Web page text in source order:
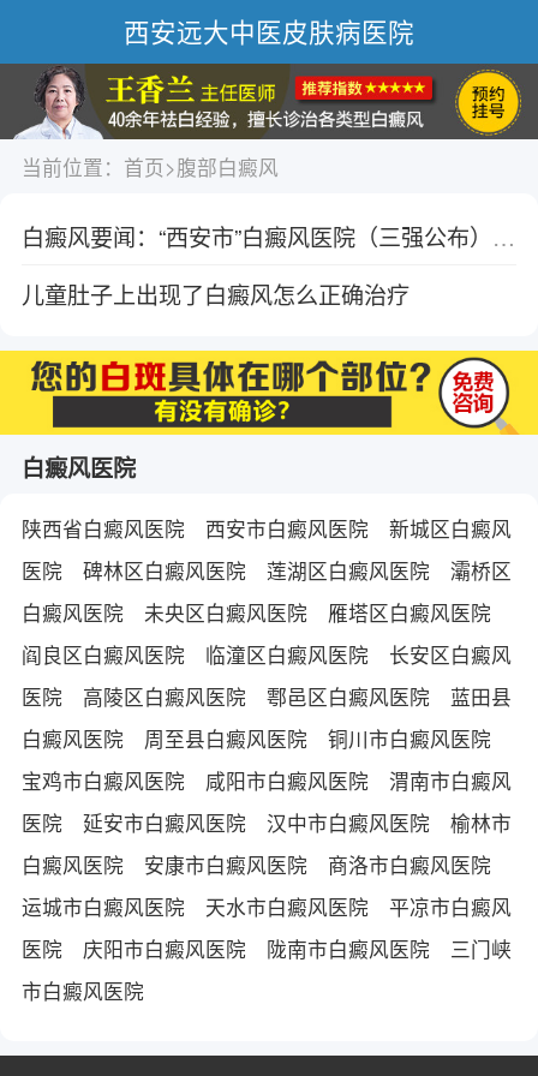
西安远大中医皮肤病医院
当前位置： 首页>腹部白癜风
白癜风要闻：“西安市”白癜风医院（三强公布）-肚皮白癜风扩散的可能原因有哪些？
儿童肚子上出现了白癜风怎么正确治疗
白癜风医院
陕西省白癜风医院 西安市白癜风医院
新城区白癜风
医院
碑林区白癜风医院 莲湖区白癜风医院
灞桥区
白癜风医院
未央区白癜风医院
雁塔区白癜风医院
阎良区白癜风医院
临潼区白癜风医院
长安区白癜风
医院
高陵区白癜风医院 鄠邑区白癜风医院
蓝田县
白癜风医院
周至县白癜风医院
铜川市白癜风医院
宝鸡市白癜风医院
咸阳市白癜风医院
渭南市白癜风
医院
延安市白癜风医院 汉中市白癜风医院
榆林市
白癜风医院
安康市白癜风医院
商洛市白癜风医院
运城市白癜风医院
天水市白癜风医院
平凉市白癜风
医院
庆阳市白癜风医院 陇南市白癜风医院
三门峡
市白癜风医院